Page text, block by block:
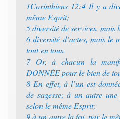
1Corinthiens 12:4 Il y a
même Esprit;
5 diversité de services, mais
6 diversité d’actes, mais le
tout en tous.
7 Or, à chacun la
DONNÉE pour le bien de
8 En effet, à l’un est
de sagesse; à un autre
selon le même Esprit;
9 à un autre la foi, par le